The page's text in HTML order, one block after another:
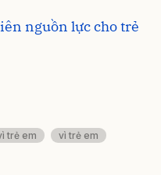
nguồn lực cho trẻ
trẻ em
vì trẻ em